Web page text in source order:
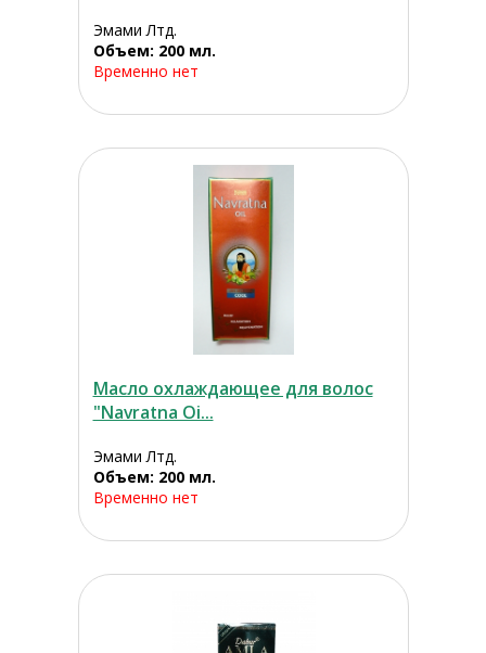
Эмами Лтд.
Объем: 200 мл.
Временно нет
Масло охлаждающее для волос
"Navratna Oi...
Эмами Лтд.
Объем: 200 мл.
Временно нет